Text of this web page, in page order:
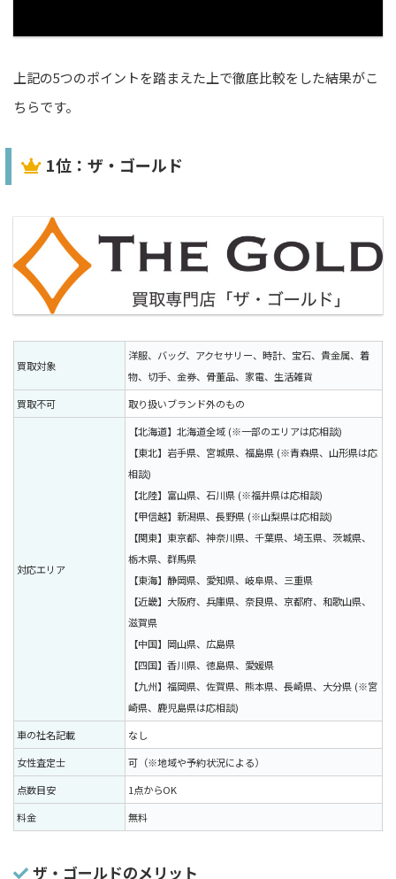
上記の5つのポイントを踏まえた上で徹底比較をした結果がこ
ちらです。
1位：ザ・ゴールド
買取対象
洋服、バッグ、アクセサリー、時計、宝石、貴金属、着
物、切手、金券、骨董品、家電、生活雑貨
買取不可
取り扱いブランド外のもの
対応エリア
【北海道】北海道全域 (※一部のエリアは応相談)
【東北】岩手県、宮城県、福島県 (※青森県、山形県は応
相談)
【北陸】富山県、石川県 (※福井県は応相談)
【甲信越】新潟県、長野県 (※山梨県は応相談)
【関東】東京都、神奈川県、千葉県、埼玉県、茨城県、
栃木県、群馬県
【東海】静岡県、愛知県、岐阜県、三重県
【近畿】大阪府、兵庫県、奈良県、京都府、和歌山県、
滋賀県
【中国】岡山県、広島県
【四国】香川県、徳島県、愛媛県
【九州】福岡県、佐賀県、熊本県、長崎県、大分県 (※宮
崎県、鹿児島県は応相談)
車の社名記載
なし
女性査定士
可（※地域や予約状況による）
点数目安
1点からOK
料金
無料
ザ・ゴールドのメリット